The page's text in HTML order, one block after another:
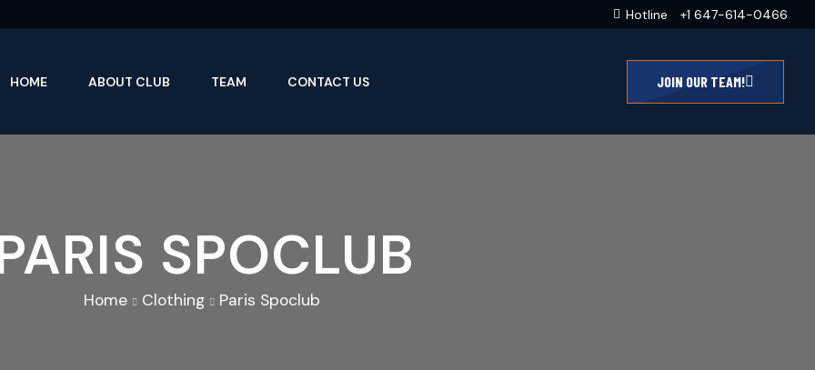
Hotline +1 647-614-0466
HOME ABOUT CLUB TEAM CONTACT US JOIN OUR TEAM!
SPOCLUB
Home Clothing Paris Spoclub